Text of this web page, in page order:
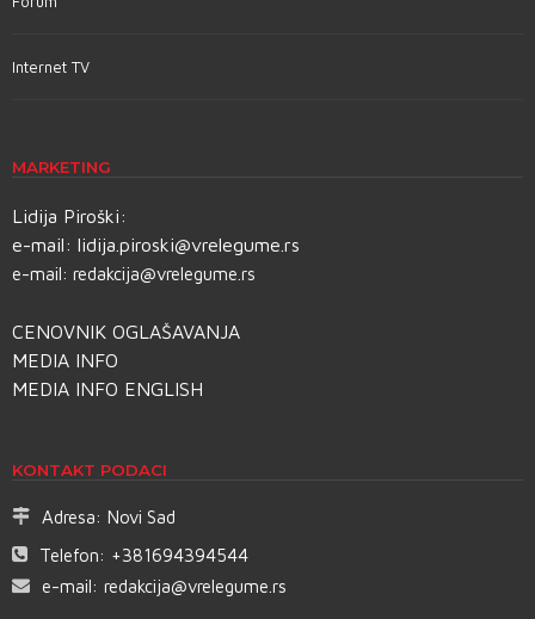
Internet TV
MARKETING
Lidija Piroški:
e-mail: lidija.piroski@vrelegume.rs
e-mail: redakcija@vrelegume.rs
CENOVNIK OGLAŠAVANJA
MEDIA INFO
MEDIA INFO ENGLISH
KONTAKT PODACI
Adresa: Novi Sad
Telefon: +381694394544
e-mail: redakcija@vrelegume.rs